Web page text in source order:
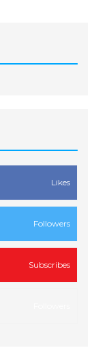
Likes
Followers
Subscribes